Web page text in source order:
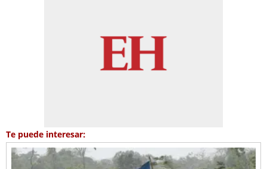
Te puede interesar: